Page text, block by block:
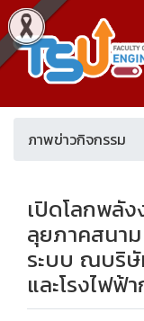
ภาพข่าวกิจกรรม
เปิดโลกพลั
ลุยภาคสนาม
ระบบ ณบริษั
และโรงไฟฟ้